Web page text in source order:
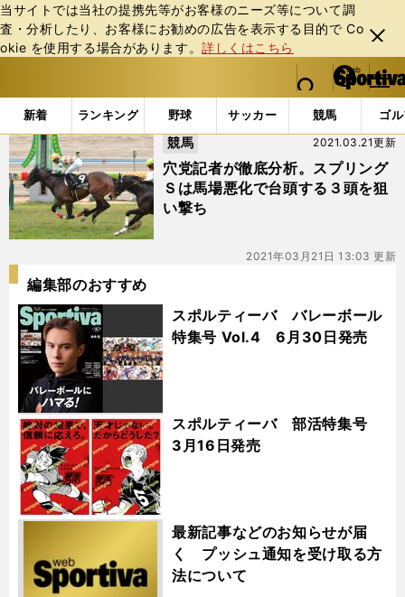
当サイトでは当社の提携先等がお客様のニーズ等について調
査・分析したり、お客様にお勧めの広告を表⽰する⽬的で Co
okie を使⽤する場合があります。詳しくはこちら
閉じ
る
web Sportiva (webスポルティーバ)
検索
マイペ
ー
ジ
メニュ
新着 ランキング 野球 サッカー 競馬 ゴ
b
ス
ポ
ル
テ
ィ
ー
バ
「#ヴェイルネビュラ」の最新ニュース・ 情報
穴党記者が徹底分析。スプリング
Ｓは馬場悪化で台頭する３頭を狙
い撃ち
2021.03.21更新
競馬
2021年03月21日 13:03 更新
編集部のおすすめ
スポルティーバ バレーボール
特集号 Vol.4 6月30日発売
スポルティーバ 部活特集号
3月16日発売
最新記事などのお知らせが届
く プッシュ通知を受け取る方
法について